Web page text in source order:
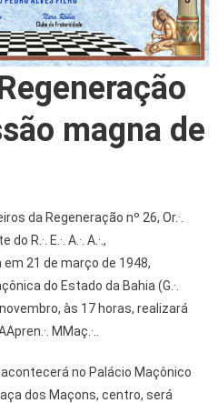
magna de
da Regeneração nº 26, Or.·.
R.·. E.·. A.·. A.·.,
21 de março de 1948,
do Estado da Bahia (G.·.
novembro, às 17 horas, realizará
MMaç.·..
no Palácio Maçônico
dos Maçons, centro, será